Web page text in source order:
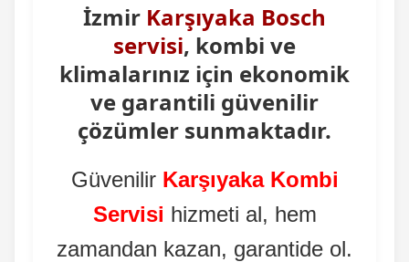
İzmir Karşıyaka Bosch
servisi, kombi ve
klimalarınız için ekonomik
ve garantili güvenilir
çözümler sunmaktadır.
Güvenilir Karşıyaka Kombi
Servisi hizmeti al, hem
zamandan kazan, garantide ol.